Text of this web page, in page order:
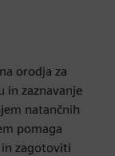
orodja za
in zaznavanje
natančnih
pomaga
zagotoviti